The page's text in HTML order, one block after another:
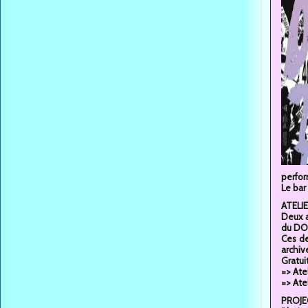
Le
Deux
du
Ces
=>
=>